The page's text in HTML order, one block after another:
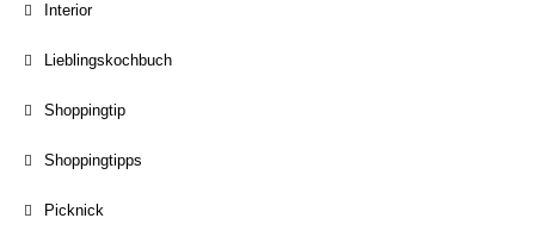
Interior
Lieblingskochbuch
Shoppingtip
Shoppingtipps
Picknick